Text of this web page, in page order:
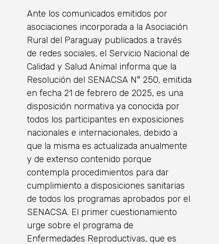
Ante los comunicados emitidos por
asociaciones incorporada a la Asociación
Rural del Paraguay publicados a través
de redes sociales, el Servicio Nacional de
Calidad y Salud Animal informa que la
Resolución del SENACSA N° 250, emitida
en fecha 21 de febrero de 2025, es una
disposición normativa ya conocida por
todos los participantes en exposiciones
nacionales e internacionales, debido a
que la misma es actualizada anualmente
y de extenso contenido porque
contempla procedimientos para dar
cumplimiento a disposiciones sanitarias
de todos los programas aprobados por el
SENACSA. El primer cuestionamiento
urge sobre el programa de
Enfermedades Reproductivas, que es